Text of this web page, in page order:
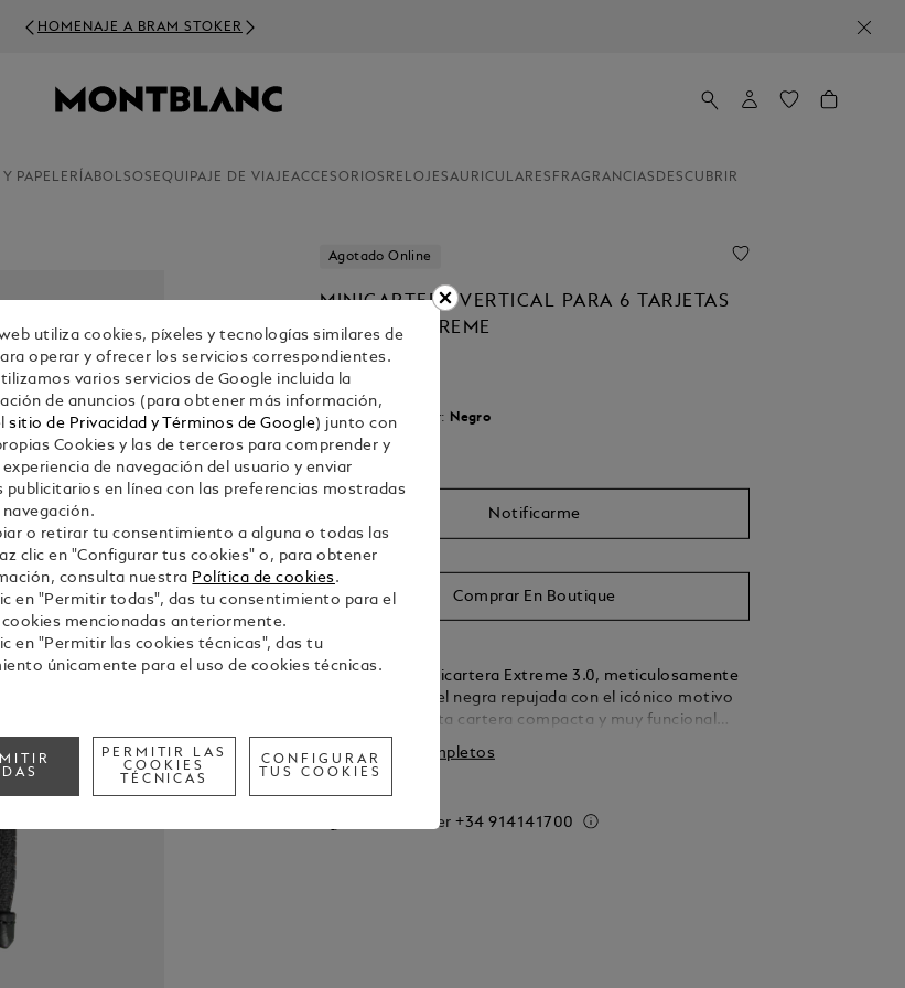
HOMENAJE A BRAM STOKER
PAPELERÍA BOLSOS EQUIPAJE DE VIAJEACCESORIOS RELOJESAURICULARES FRAGRANCIAS DESCUBRIR
Agotado Online
MINICARTERA VERTICAL PARA 6 TARJETAS
DE PIEL EXTREME
€ 440.00
Seleccionar Colour: Negro
seleccionado
Notificarme
Comprar En Boutique
Descubra la minicartera Extreme 3.0, meticulosamente
elaborada en piel negra repujada con el icónico motivo
Extreme 3.0. Esta cartera compacta y muy funcional
está diseñada para mantener sus objetos esenciales
organizados y seguros, con un compartimento
organización. Un bolsillo con cremallera seguro
Ver detalles completos
Call to order+34 914141700
utiliza cookies, píxeles y tecnologías similares de
operar y ofrecer los servicios correspondientes.
varios servicios de Google incluida la
de anuncios (para obtener más información,
sitio de Privacidad y Términos de Google) junto con
Cookies y las de terceros para comprender y
de navegación del usuario y enviar
publicitarios en línea con las preferencias mostradas
o retirar tu consentimiento a alguna o todas las
clic en "Configurar tus cookies" o, para obtener
consulta nuestra Política de cookies.
en "Permitir todas", das tu consentimiento para el
cookies mencionadas anteriormente.
en "Permitir las cookies técnicas", das tu
únicamente para el uso de cookies técnicas.
PERMITIR LAS
COOKIES
TÉCNICAS
CONFIGURAR
TUS COOKIES